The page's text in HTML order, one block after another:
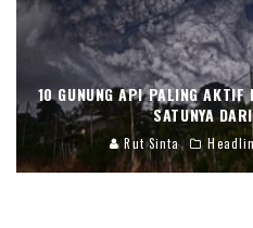
10 GUNUNG API PALING
SATUNYA
Rut Sinta